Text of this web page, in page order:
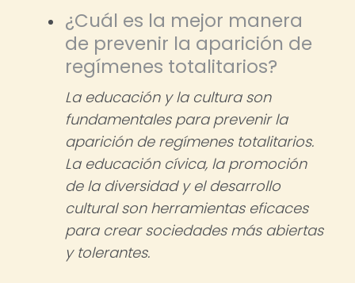
¿Cuál es la mejor manera
de prevenir la aparición de
regímenes totalitarios?
La educación y la cultura son
fundamentales para prevenir la
aparición de regímenes totalitarios.
La educación cívica, la promoción
de la diversidad y el desarrollo
cultural son herramientas eficaces
para crear sociedades más abiertas
y tolerantes.